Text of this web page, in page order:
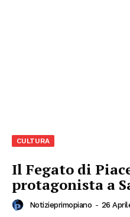
CULTURA
Il Fegato di
protagonista a
Notizieprimopiano - 26